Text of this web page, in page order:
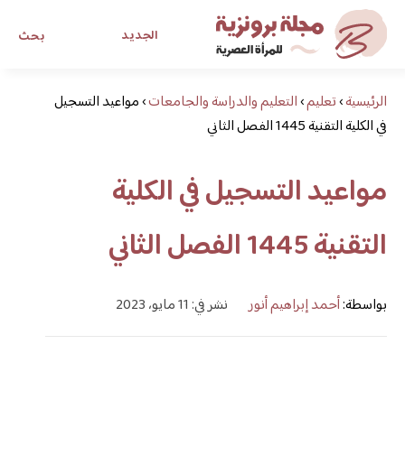
بحث الجديد
مجلة برونزية للفتاة العصريةالرئيسية›تعليم›التعليم والدراسة والجامعات›مواعيد التسجيل
في الكلية التقنية 1445 الفصل الثاني
مواعيد التسجيل في الكلية
التقنية 1445 الفصل الثاني
بواسطة:أحمد إبراهيم أنور نشر في: 11 مايو، 2023